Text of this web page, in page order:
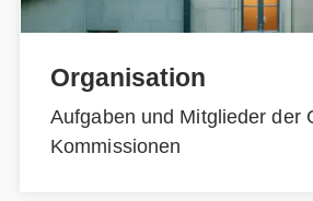
Organisation
Aufgaben und Mitglieder der
Kommissionen